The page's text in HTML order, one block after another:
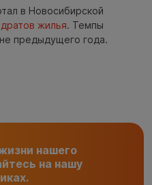
в Новосибирской
жилья. Темпы
предыдущего года.
нашего
на нашу